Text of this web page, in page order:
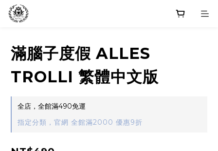
滿腦子度假 ALLES
TROLLI 繁體中文版
全店，全館滿490免運
指定分類，官網 全館滿2000 優惠9折